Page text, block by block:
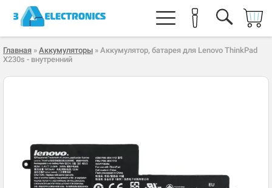
Главная » Аккумуляторы » Аккумулятор, батарея для Lenovo ThinkPad
X230s - внутренний